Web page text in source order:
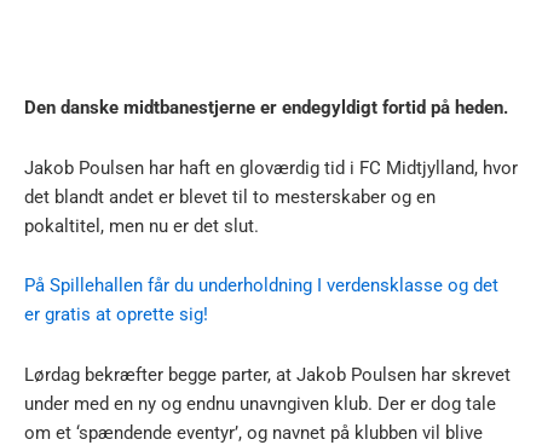
Den danske midtbanestjerne er endegyldigt fortid på heden.
Jakob Poulsen har haft en gloværdig tid i FC Midtjylland, hvor
det blandt andet er blevet til to mesterskaber og en
pokaltitel, men nu er det slut.
På Spillehallen får du underholdning I verdensklasse og det
er gratis at oprette sig!
Lørdag bekræfter begge parter, at Jakob Poulsen har skrevet
under med en ny og endnu unavngiven klub. Der er dog tale
om et ‘spændende eventyr’, og navnet på klubben vil blive